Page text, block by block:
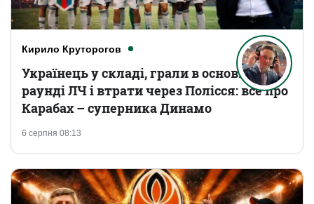
Кирило Круторогов
6 серпня 08:13
Українець у складі, грали в основному
раунді ЛЧ і втрати через Полісся: все про
Карабах – суперника Динамо